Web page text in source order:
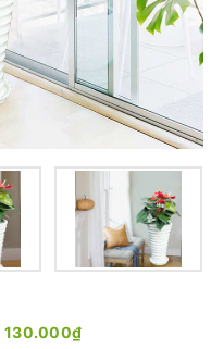
130.000₫